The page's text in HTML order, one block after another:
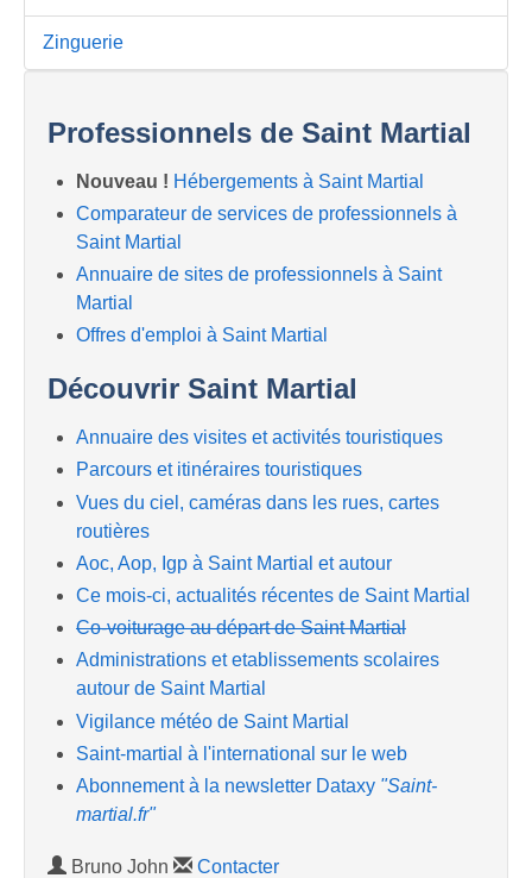
Zinguerie
Professionnels de Saint Martial
Nouveau ! Hébergements à Saint Martial
Comparateur de services de professionnels à
Saint Martial
Annuaire de sites de professionnels à Saint
Martial
Offres d'emploi à Saint Martial
Découvrir Saint Martial
Annuaire des visites et activités touristiques
Parcours et itinéraires touristiques
Vues du ciel, caméras dans les rues, cartes
routières
Aoc, Aop, Igp à Saint Martial et autour
Ce mois-ci, actualités récentes de Saint Martial
Co-voiturage au départ de Saint Martial
Administrations et etablissements scolaires
autour de Saint Martial
Vigilance météo de Saint Martial
Saint-martial à l'international sur le web
Abonnement à la newsletter Dataxy "Saint-
martial.fr"
Bruno John
Contacter